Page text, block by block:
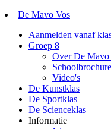
De Mavo Vos
Aanmelden vanaf
Groep 8
Over De Mavo
Video's
De Kunstklas
De Sportklas
De Scienceklas
Informatie